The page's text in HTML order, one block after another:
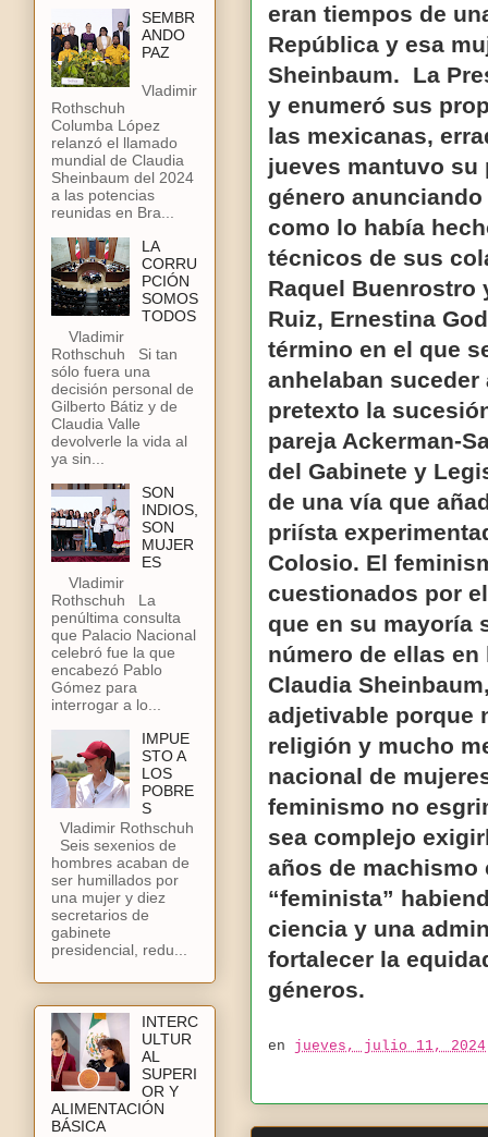
eran tiempos de
República y esa
Sheinbaum. La
y enumeró sus
las mexicanas,
jueves mantuvo
género
como lo había
técnicos de sus
Raquel Buenrostro
Ruiz, Ernestina
término en el que
anhelaban suceder
pretexto la
pareja Ackerman-
del Gabinete y
de una vía que
priísta
Colosio. El
cuestionados por
que en su mayoría
número de ellas
Claudia
adjetivable porque
religión y mucho
nacional de
feminismo no
sea complejo
años de machismo
“feminista”
ciencia y una
fortalecer la
géneros.
en jueves, julio 11, 2024
SEMBR
ANDO
PAZ
Vladimir
Rothschuh
Columba López
relanzó el llamado
mundial de Claudia
Sheinbaum del 2024
a las potencias
reunidas en Bra...
LA
CORRU
PCIÓN
SOMOS
TODOS
Vladimir
Rothschuh Si tan
sólo fuera una
decisión personal de
Gilberto Bátiz y de
Claudia Valle
devolverle la vida al
ya sin...
SON
INDIOS,
SON
MUJER
ES
Vladimir
Rothschuh La
penúltima consulta
que Palacio Nacional
celebró fue la que
encabezó Pablo
Gómez para
interrogar a lo...
IMPUE
STO A
LOS
POBRE
S
Vladimir Rothschuh
Seis sexenios de
hombres acaban de
ser humillados por
una mujer y diez
secretarios de
gabinete
presidencial, redu...
INTERC
ULTUR
AL
SUPERI
OR Y
ALIMENTACIÓN
BÁSICA